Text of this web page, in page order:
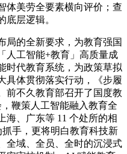
体美劳全要素横向评价；查
底层逻辑。
的全新要求，为教育强国
人工智能+教育」高质量成
时代教育系统，为政策草拟
具体贯彻落实行动，《步履
前不久教育部召开了国度教
鞭策人工智能融入教育全
海、广东等 11 个处所的相
手，更将明白教育科技新
全域、全员、全时的沉浸式